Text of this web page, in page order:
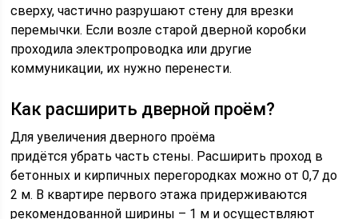
сверху, частично разрушают стену для врезки
перемычки. Если возле старой дверной коробки
проходила электропроводка или другие
коммуникации, их нужно перенести.
Как расширить дверной проём?
Для увеличения дверного проёма
придётся убрать часть стены. Расширить проход в
бетонных и кирпичных перегородках можно от 0,7 до
2 м. В квартире первого этажа придерживаются
рекомендованной ширины – 1 м и осуществляют